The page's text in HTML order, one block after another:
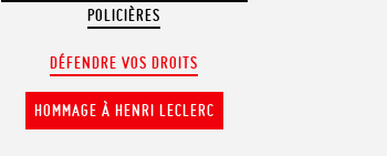
POLICIÈRES
DÉFENDRE VOS DROITS
HOMMAGE À HENRI LECLERC